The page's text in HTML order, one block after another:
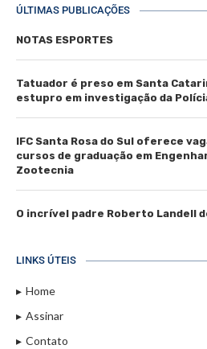
ÚLTIMAS PUBLICAÇÕES
NOTAS ESPORTES
Tatuador é preso em Santa
estupro em investigação da
IFC Santa Rosa do Sul oferece
cursos de graduação em
Zootecnia
O incrível padre Roberto Landell
LINKS ÚTEIS
Home
Assinar
Contato